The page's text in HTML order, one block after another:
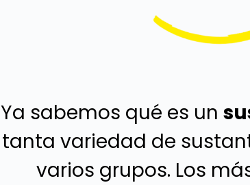
Ya sabemos qué es un
tanta variedad de
varios grupos. Los